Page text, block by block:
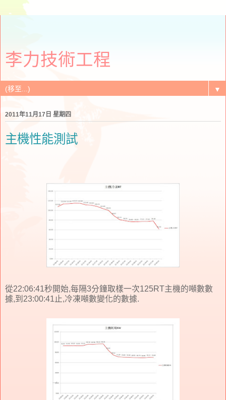
李力技術工程
▼
2011年11月17日 星期四
主機性能測試
從22:06:41秒開始,每隔3分鐘取樣一次125RT主機的噸數數
據,到23:00:41止,冷凍噸數變化的數據.